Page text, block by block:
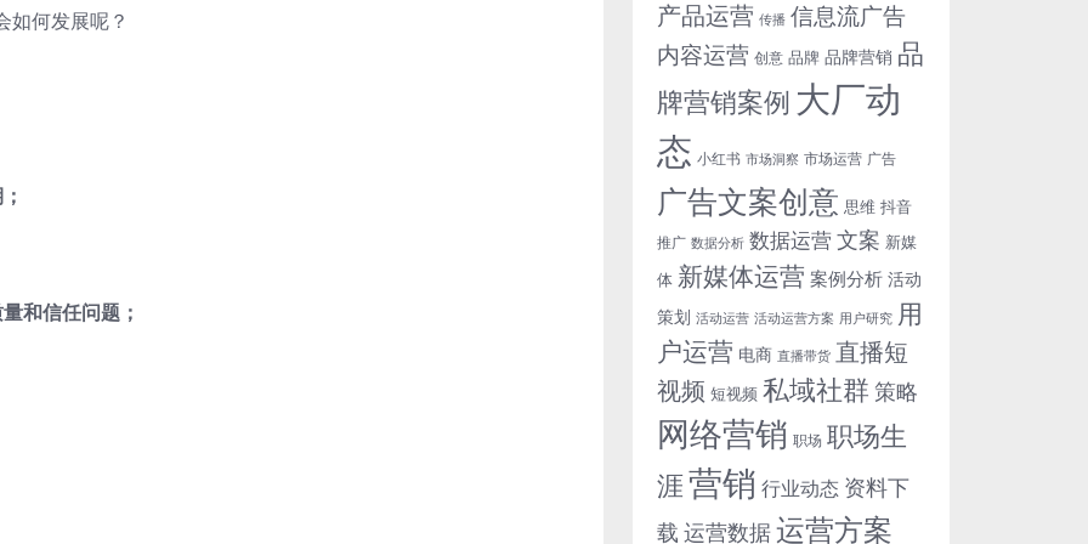
如何发展呢？
和信任问题；
产品运营 传播 信息流广告
内容运营 创意 品牌 品牌营销 品
牌营销案例 大厂动
态 小红书 市场洞察 市场运营 广告
广告文案创意 思维 抖音
推广 数据分析 数据运营文案 新媒
体 新媒体运营 案例分析 活动
策划 活动运营 活动运营方案 用户研究 用
户运营 电商 直播带货 直播短
视频 短视频 私域社群 策略
网络营销 职场 职场生
涯营销 行业动态 资料下
载 运营数据运营方案